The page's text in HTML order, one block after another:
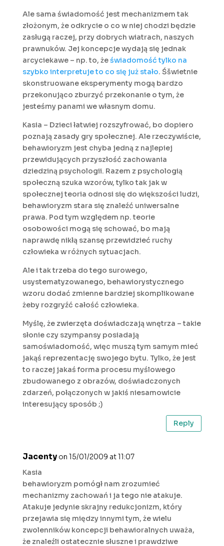
Ale sama świadomość jest mechanizmem tak
złożonym, że odkrycie o co w niej chodzi będzie
zasługą raczej, przy dobrych wiatrach, naszych
prawnuków. Jej koncepcje wydają się jednak
arcyciekawe – np. to, żeświadomość tylko na
szybko interpretuje to co się już stało. Śšwietnie
skonstruowane eksperymenty mogą bardzo
przekonująco zburzyć przekonanie o tym, że
jesteśmy panami we własnym domu.
Kasia – Dzieci łatwiej rozszyfrować, bo dopiero
poznają zasady gry społecznej. Ale rzeczywiście,
behawioryzm jest chyba jedną z najlepiej
przewidujących przyszłość zachowania
dziedziną psychologii. Razem z psychologią
społeczną szuka wzorów, tylko tak jak w
społecznej teoria odnosi się do większości ludzi,
behawioryzm stara się znaleźć uniwersalne
prawa. Pod tym względem np. teorie
osobowości mogą się schować, bo mają
naprawdę nikłą szansę przewidzieć ruchy
człowieka w różnych sytuacjach.
Ale i tak trzeba do tego surowego,
usystematyzowanego, behawiorystycznego
wzoru dodać zmienne bardziej skomplikowane
żeby rozgryźć całość człowieka.
Myślę, że zwierzęta doświadczają wnętrza – takie
słonie czy szympansy posiadają
samoświadomość, więc muszą tym samym mieć
jakąś reprezentację swojego bytu. Tylko, że jest
to raczej jakaś forma procesu myślowego
zbudowanego z obrazów, doświadczonych
zdarzeń, połączonych w jakiś niesamowicie
interesujący sposób ;)
Reply
Jacenty on 15/01/2009 at 11:07
Kasia
behawioryzm pomógł nam zrozumieć
mechanizmy zachowań i ja tego nie atakuje.
Atakuje jedynie skrajny redukcjonizm, który
przejawia się między innymi tym, że wielu
zwolenników koncepcji behawioralnych uważa,
że znaleźli ostatecznie słuszne i prawdziwe